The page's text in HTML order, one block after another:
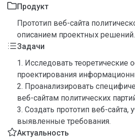
Продукт
Прототип веб-сайта
описанием проектных решений.
Задачи
1. Исследовать теоретические
проектирования
2. Проанализировать
веб-сайтам политических
3. Создать прототип веб-
выявленные требования.
Актуальность